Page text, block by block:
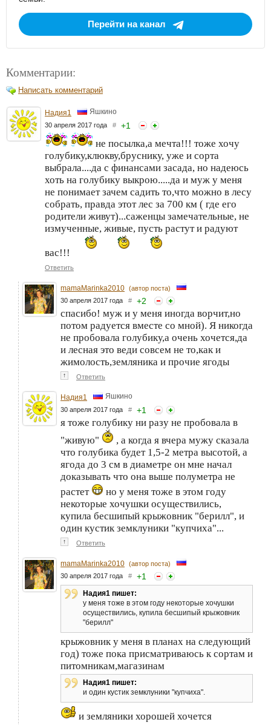
Перейти на канал
Комментарии:
Написать комментарий
Надия1 Яшкино
30 апреля 2017 года # +1
не посылка,а мечта!!! тоже хочу
голубику,клюкву,бруснику, уже и сорта
выбрала....да с финансами засада, но надеюсь
хоть на голубику выкрою.....да и муж у меня
не понимает зачем садить то,что можно в лесу
собрать, правда этот лес за 700 км ( где его
родители живут)...саженцы замечательные, не
измученные, живые, пусть растут и радуют
вас!!!
Ответить
mamaMarinka2010 (автор поста)
30 апреля 2017 года # +2
спасибо! муж и у меня иногда ворчит,но
потом радуется вместе со мной). Я никогда
не пробовала голубику,а очень хочется,да
и лесная это веди совсем не то,как и
жимолость,земляника и прочие ягоды
↑ Ответить
Надия1 Яшкино
30 апреля 2017 года # +1
я тоже голубику ни разу не пробовала в
"живую"
, а когда я вчера мужу сказала
что голубика будет 1,5-2 метра высотой, а
ягода до 3 см в диаметре он мне начал
доказывать что она выше полуметра не
растет
но у меня тоже в этом году
некоторые хочушки осуществились,
купила бесшипый крыжовник "берилл", и
один кустик земклуники "купчиха"...
↑ Ответить
mamaMarinka2010 (автор поста)
30 апреля 2017 года # +1
Надия1 пишет:
у меня тоже в этом году некоторые хочушки
осуществились, купила бесшипый крыжовник
"берилл"
крыжовник у меня в планах на следующий
год) тоже пока присматриваюсь к сортам и
питомникам,магазинам
Надия1 пишет:
и один кустик земклуники "купчиха".
и земляники хорошей хочется